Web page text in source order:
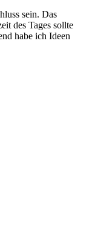
sein. Das
des Tages sollte
habe ich Ideen